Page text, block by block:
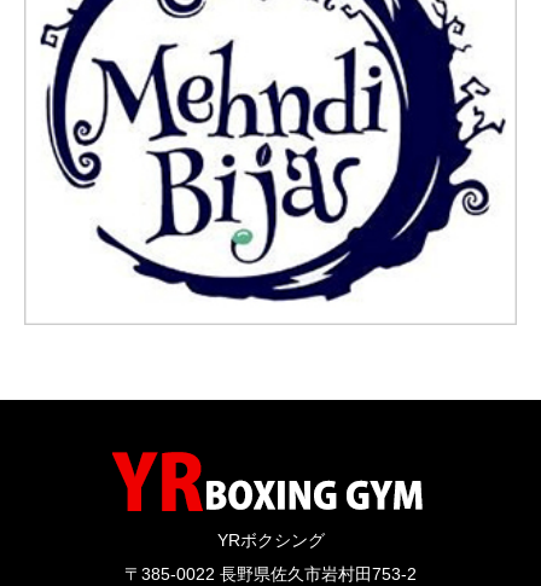
YRボクシング
〒385-0022 長野県佐久市岩村田753-2